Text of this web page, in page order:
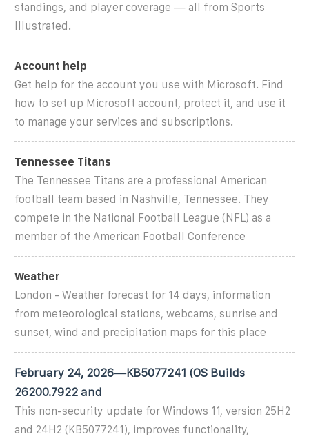
standings, and player coverage — all from Sports
Illustrated.
Account help
Get help for the account you use with Microsoft. Find
how to set up Microsoft account, protect it, and use it
to manage your services and subscriptions.
Tennessee Titans
The Tennessee Titans are a professional American
football team based in Nashville, Tennessee. They
compete in the National Football League (NFL) as a
member of the American Football Conference
Weather
London - Weather forecast for 14 days, information
from meteorological stations, webcams, sunrise and
sunset, wind and precipitation maps for this place
February 24, 2026—KB5077241 (OS Builds
26200.7922 and
This non-security update for Windows 11, version 25H2
and 24H2 (KB5077241), improves functionality,